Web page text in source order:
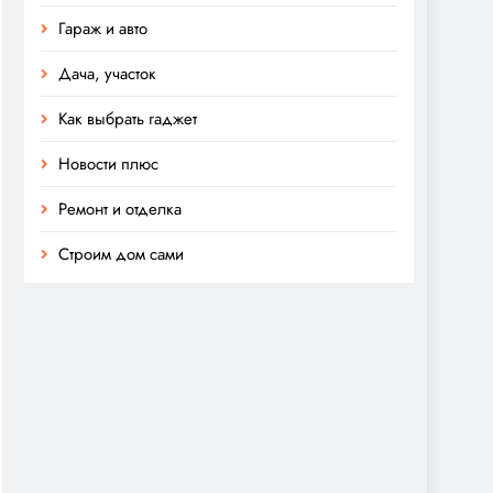
Гараж и авто
Дача, участок
Как выбрать гаджет
Новости плюс
Ремонт и отделка
Строим дом сами